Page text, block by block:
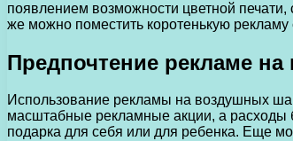
появлением возможности цветной
же можно поместить коротенькую
Предпочтение рекламе на
Использование рекламы на воздушных
масштабные рекламные акции, а расходы
подарка для себя или для ребенка. Еще